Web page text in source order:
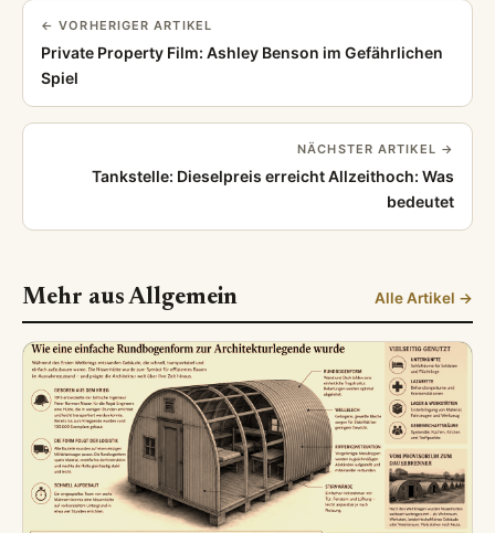
← VORHERIGER ARTIKEL
Private Property Film: Ashley Benson im Gefährlichen
Spiel
NÄCHSTER ARTIKEL →
Tankstelle: Dieselpreis erreicht Allzeithoch: Was
bedeutet
Mehr aus Allgemein Alle Artikel →